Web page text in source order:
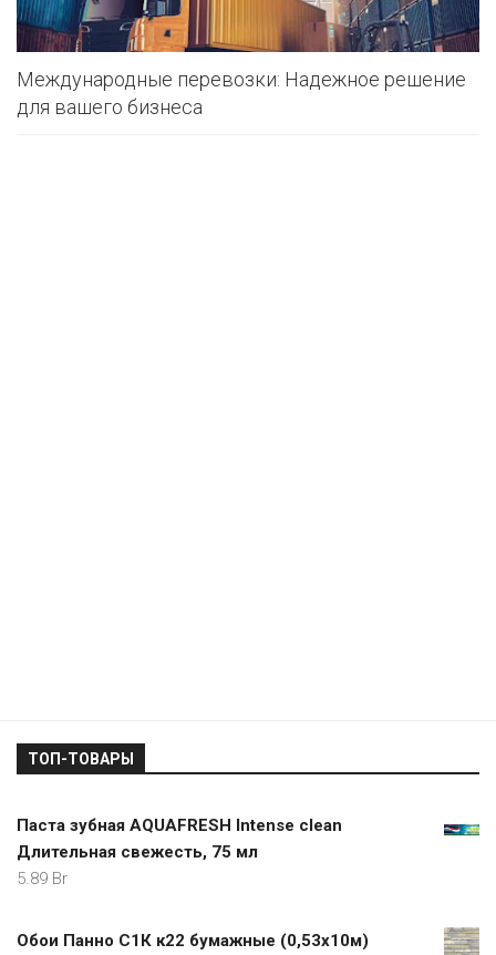
Международные перевозки: Надежное решение
для вашего бизнеса
ТОП-ТОВАРЫ
Паста зубная AQUAFRESH Intense clean
Длительная свежесть, 75 мл
5.89 Br
Обои Панно С1К к22 бумажные (0,53х10м)